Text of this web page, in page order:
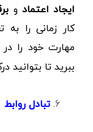
ایجاد اعتماد و
کار زمانی را
مهارت خود را
ببرید تا بتوانید
تبادلروابط